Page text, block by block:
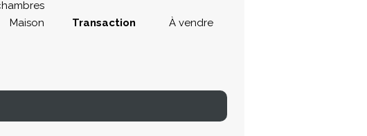
Maison Transaction
À vendre